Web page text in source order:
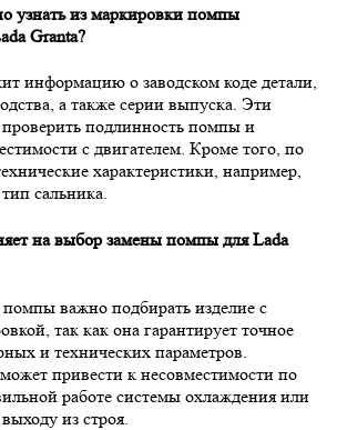
узнать из маркировки помпы
Granta?
информацию о заводском коде детали,
а также серии выпуска. Эти
подлинность помпы и
с двигателем. Кроме того, по
характеристики, например,
сальника.
на выбор замены помпы для Lada
важно подбирать изделие с
так как она гарантирует точное
и технических параметров.
привести к несовместимости по
работе системы охлаждения или
из строя.